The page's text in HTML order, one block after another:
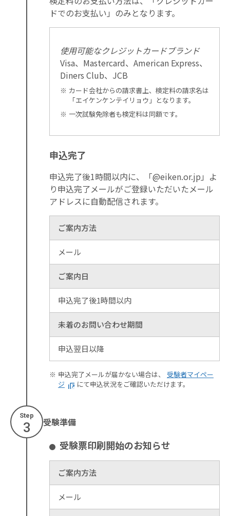
ドでのお支払い」のみとなります。
使用可能なクレジットカードブランド
Visa、Mastercard、American Express、
Diners Club、JCB
カード会社からの請求書上、検定料の請求名は
「エイケンケンテイリョウ」となります。
一次試験免除者も検定料は同額です。
申込完了
申込完了後1時間以内に、「@eiken.or.jp」よ
り申込完了メールがご登録いただいたメール
アドレスに自動配信されます。
ご案内方法
メール
ご案内日
申込完了後1時間以内
未着のお問い合わせ期間
申込翌日以降
申込完了メールが届かない場合は、
受験者マイペー
ジ
にて申込状況をご確認いただけます。
Step
3 受験準備
受験票印刷開始のお知らせ
ご案内方法
メール